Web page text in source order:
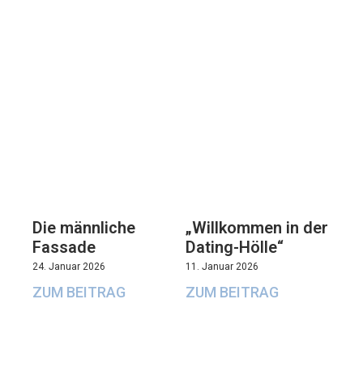
Die männliche
Fassade
24. Januar 2026
ZUM BEITRAG
„Willkommen in der
Dating-Hölle“
11. Januar 2026
ZUM BEITRAG